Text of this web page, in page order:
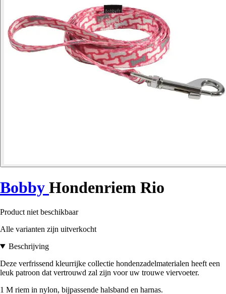
Bobby Hondenriem Rio
Product niet beschikbaar
Alle varianten zijn uitverkocht
Beschrijving
Deze verfrissend kleurrijke collectie hondenzadelmaterialen heeft een
leuk patroon dat vertrouwd zal zijn voor uw trouwe viervoeter.
1 M riem in nylon, bijpassende halsband en harnas.